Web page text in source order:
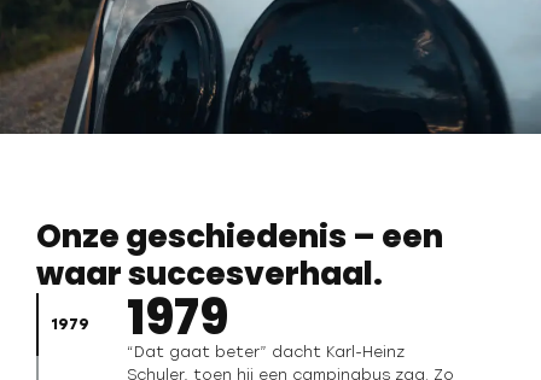
Onze geschiedenis – een
waar succesverhaal.
1979 1979
“Dat gaat beter” dacht Karl-Heinz
Schuler, toen hij een campingbus zag. Zo